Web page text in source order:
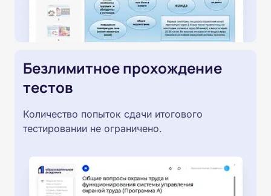
Безлимитное прохождение
тестов
Количество попыток сдачи итогового
тестировании не ограничено.